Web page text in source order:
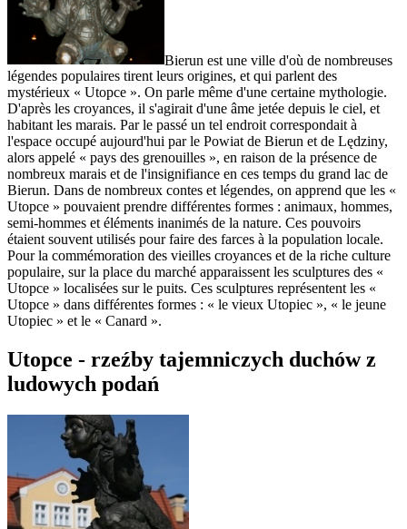
Bierun est une ville d'où de nombreuses
légendes populaires tirent leurs origines, et qui parlent des
mystérieux « Utopce ». On parle même d'une certaine mythologie.
D'après les croyances, il s'agirait d'une âme jetée depuis le ciel, et
habitant les marais. Par le passé un tel endroit correspondait à
l'espace occupé aujourd'hui par le Powiat de Bierun et de Lędziny,
alors appelé « pays des grenouilles », en raison de la présence de
nombreux marais et de l'insignifiance en ces temps du grand lac de
Bierun. Dans de nombreux contes et légendes, on apprend que les «
Utopce » pouvaient prendre différentes formes : animaux, hommes,
semi-hommes et éléments inanimés de la nature. Ces pouvoirs
étaient souvent utilisés pour faire des farces à la population locale.
Pour la commémoration des vieilles croyances et de la riche culture
populaire, sur la place du marché apparaissent les sculptures des «
Utopce » localisées sur le puits. Ces sculptures représentent les «
Utopce » dans différentes formes : « le vieux Utopiec », « le jeune
Utopiec » et le « Canard ».
Utopce - rzeźby tajemniczych duchów z
ludowych podań